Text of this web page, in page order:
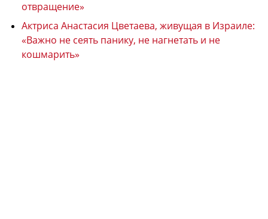
отвращение»
Актриса Анастасия Цветаева, живущая в Израиле:
«Важно не сеять панику, не нагнетать и не
кошмарить»